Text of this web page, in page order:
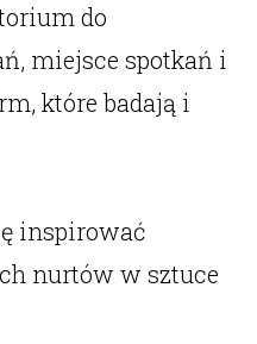
do
miejsce spotkań i
które badają i
inspirować
nurtów w sztuce